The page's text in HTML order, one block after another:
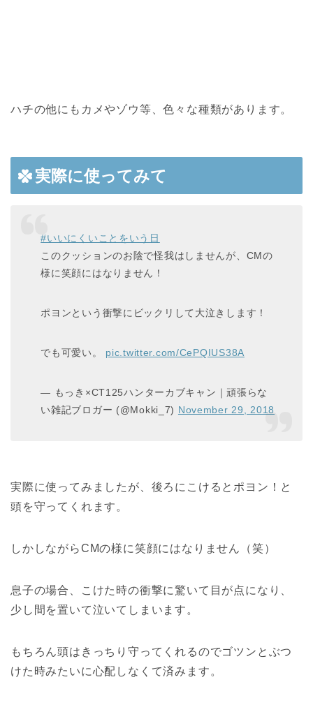
ハチの他にもカメやゾウ等、色々な種類があります。
実際に使ってみて
#いいにくいことをいう日
このクッションのお陰で怪我はしませんが、CMの
様に笑顔にはなりません！
ポヨンという衝撃にビックリして大泣きします！
でも可愛い。 pic.twitter.com/CePQIUS38A
— もっき×CT125ハンターカブキャン｜頑張らな
い雑記ブロガー (@Mokki_7) November 29, 2018
実際に使ってみましたが、後ろにこけるとポヨン！と
頭を守ってくれます。
しかしながらCMの様に笑顔にはなりません（笑）
息子の場合、こけた時の衝撃に驚いて目が点になり、
少し間を置いて泣いてしまいます。
もちろん頭はきっちり守ってくれるのでゴツンとぶつ
けた時みたいに心配しなくて済みます。